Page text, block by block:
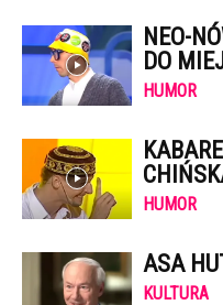
NEO-
DO
HUMOR
HUMOR
ASA
KULTURA